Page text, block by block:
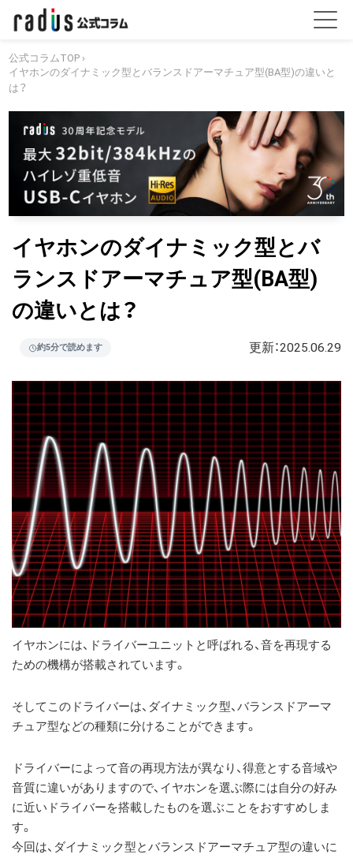
公式コラムTOP ›
イヤホンのダイナミック型とバランスドアーマチュア型(BA型)の違いと
は？
イヤホンのダイナミック型とバ
ランスドアーマチュア型(BA型)
の違いとは？
約5分で読めます 更新：2025.06.29
イヤホンには、ドライバーユニットと呼ばれる、音を再現する
ための機構が搭載されています。
そしてこのドライバーは、ダイナミック型、バランスドアーマ
チュア型などの種類に分けることができます。
ドライバーによって音の再現方法が異なり、得意とする音域や
音質に違いがありますので、イヤホンを選ぶ際には自分の好み
に近いドライバーを搭載したものを選ぶことをおすすめしま
す。
今回は、ダイナミック型とバランスドアーマチュア型の違いに